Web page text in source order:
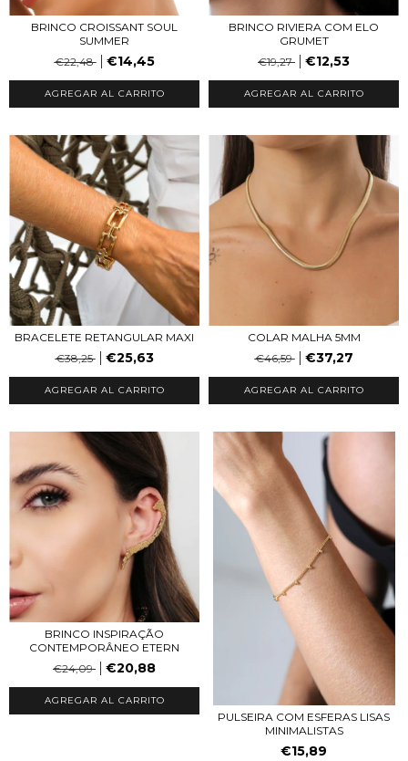
BRINCO CROISSANT SOUL
SUMMER
€22,48
€14,45
AGREGAR AL CARRITO
BRINCO RIVIERA COM ELO
GRUMET
€19,27
€12,53
AGREGAR AL CARRITO
BRACELETE RETANGULAR MAXI
€38,25
€25,63
AGREGAR AL CARRITO
COLAR MALHA 5MM
€46,59
€37,27
AGREGAR AL CARRITO
BRINCO INSPIRAÇÃO
CONTEMPORÂNEO ETERN
€24,09
€20,88
AGREGAR AL CARRITO
PULSEIRA COM ESFERAS LISAS
MINIMALISTAS
€15,89